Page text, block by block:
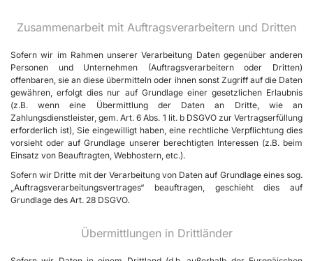
Zusammenarbeit mit Auftragsverarbeitern und Dritten
Sofern wir im Rahmen unserer Verarbeitung Daten gegenüber anderen
Personen und Unternehmen (Auftragsverarbeitern oder Dritten)
offenbaren, sie an diese übermitteln oder ihnen sonst Zugriff auf die Daten
gewähren, erfolgt dies nur auf Grundlage einer gesetzlichen Erlaubnis
(z.B. wenn eine Übermittlung der Daten an Dritte, wie an
Zahlungsdienstleister, gem. Art. 6 Abs. 1 lit. b DSGVO zur Vertragserfüllung
erforderlich ist), Sie eingewilligt haben, eine rechtliche Verpflichtung dies
vorsieht oder auf Grundlage unserer berechtigten Interessen (z.B. beim
Einsatz von Beauftragten, Webhostern, etc.).
Sofern wir Dritte mit der Verarbeitung von Daten auf Grundlage eines sog.
„Auftragsverarbeitungsvertrages“ beauftragen, geschieht dies auf
Grundlage des Art. 28 DSGVO.
Übermittlungen in Drittländer